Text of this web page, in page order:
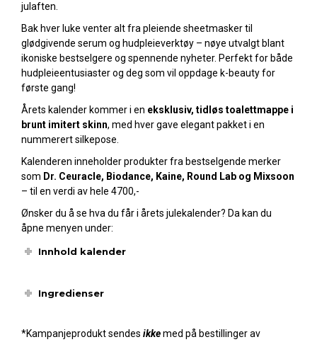
julaften.
Bak hver luke venter alt fra pleiende sheetmasker til
glødgivende serum og hudpleieverktøy – nøye utvalgt blant
ikoniske bestselgere og spennende nyheter. Perfekt for både
hudpleieentusiaster og deg som vil oppdage k-beauty for
første gang!
Årets kalender kommer i en eksklusiv, tidløs toalettmappe i
brunt imitert skinn, med hver gave elegant pakket i en
nummerert silkepose.
Kalenderen inneholder produkter fra bestselgende merker
som Dr. Ceuracle, Biodance, Kaine, Round Lab og Mixsoon
– til en verdi av hele 4700,-
Ønsker du å se hva du får i årets julekalender? Da kan du
åpne menyen under:
Innhold kalender
Ingredienser
*Kampanjeprodukt sendes ikkemed på bestillinger av